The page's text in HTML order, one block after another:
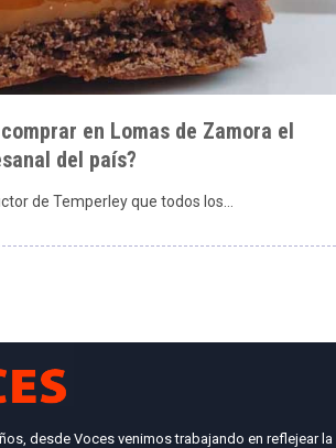
en Lomas de Zamora el
del país?
de Temperley que todos los…
desde Voces venimos trabajando en reflejear la